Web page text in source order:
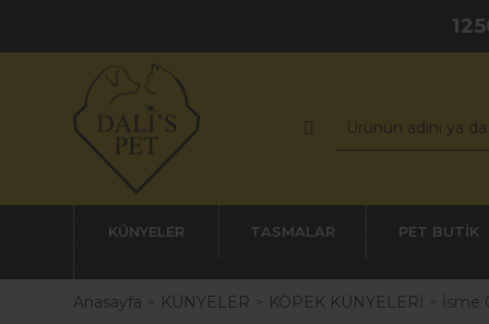
KÜNYELER TASMALAR PET BUTİK
Anasayfa KÜNYELER KÖPEK KÜNYELERİ İsme